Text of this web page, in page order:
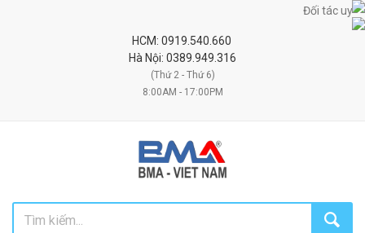
Đối tác uy tín
HCM: 0919.540.660
Hà Nội: 0389.949.316
(Thứ 2 - Thứ 6)
8:00AM - 17:00PM